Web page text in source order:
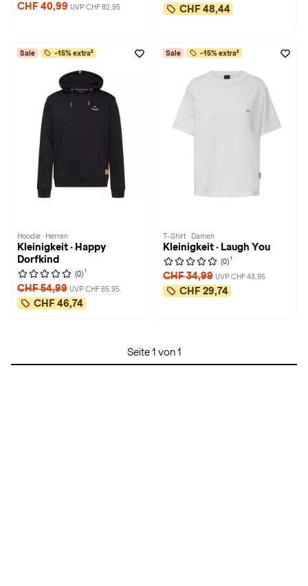
CHF 40,99 UVP CHF 82,95 CHF 48,44
Sale -15% extra²
Hoodie · Herren
Kleinigkeit · Happy
Dorfkind
(0) 1
CHF 54,99 UVP CHF 65,95
CHF 46,74
Sale -15% extra²
T-Shirt · Damen
Kleinigkeit · Laugh You
(0) 1
CHF 34,99 UVP CHF 43,95
CHF 29,74
Seite 1 von 1